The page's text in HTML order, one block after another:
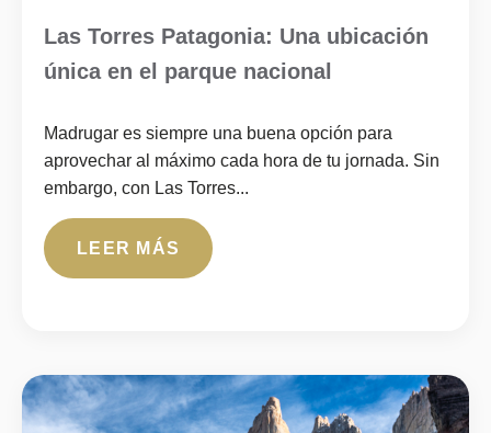
Las Torres Patagonia: Una ubicación
única en el parque nacional
Madrugar es siempre una buena opción para
aprovechar al máximo cada hora de tu jornada. Sin
embargo, con Las Torres...
LEER MÁS